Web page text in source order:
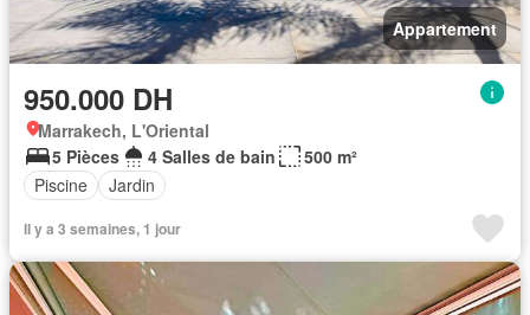
Appartement
950.000 DH
Marrakech, L'Oriental
5 Pièces
4 Salles de bain
500 m²
Piscine
Jardin
Il y a 3 semaines, 1 jour